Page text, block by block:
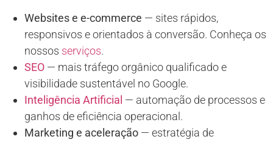
Websites e e-commerce — sites rápidos,
responsivos e orientados à conversão. Conheça os
nossos serviços.
SEO — mais tráfego orgânico qualificado e
visibilidade sustentável no Google.
Inteligência Artificial — automação de processos e
ganhos de eficiência operacional.
Marketing e aceleração — estratégia de